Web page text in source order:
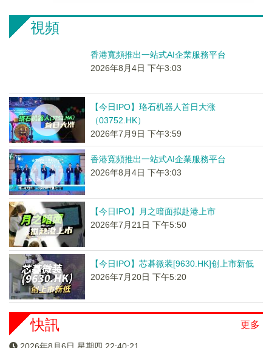
視頻
香港寬頻推出一站式AI企業服務平台
2026年8月4日 下午3:03
【今日IPO】珞石机器人首日大涨
（03752.HK）
2026年7月9日 下午3:59
香港寬頻推出一站式AI企業服務平台
2026年8月4日 下午3:03
【今日IPO】月之暗面拟赴港上市
2026年7月21日 下午5:50
【今日IPO】芯碁微装[9630.HK]创上市新低
2026年7月20日 下午5:20
更多
快訊